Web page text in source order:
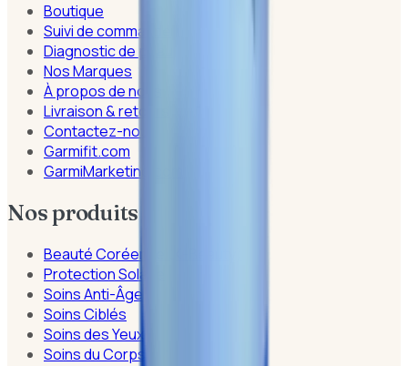
Boutique
Suivi de commande
Diagnostic de peau
Nos Marques
À propos de nous
Livraison & retours
Contactez-nous
Garmifit.com
GarmiMarketing.com
Nos produits
Beauté Coréenne (K-Beauty)
Protection Solaire
Soins Anti-Âge
Soins Ciblés
Soins des Yeux
Soins du Corps